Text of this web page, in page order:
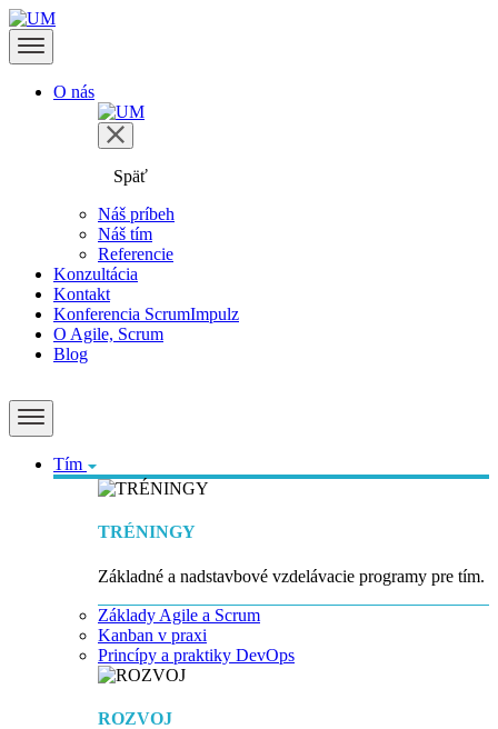
O nás
Späť
Náš príbeh
Náš tím
Referencie
Konzultácia
Kontakt
Konferencia ScrumImpulz
O Agile, Scrum
Blog
Tím
TRÉNINGY
Základné a nadstavbové vzdelávacie programy pre tím.
Základy Agile a Scrum
Kanban v praxi
Princípy a praktiky DevOps
ROZVOJ